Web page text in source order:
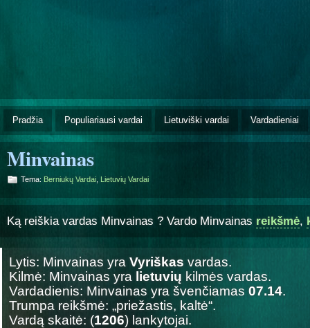
Pradžia Populiariausi vardai Lietuviški vardai Vardadieniai
Minvainas
Tema: Berniukų Vardai Lietuvių Vardai
Ką reiškia vardas Minvainas ? Vardo Minvainas reikšmė,
Lytis: Minvainas yra Vyriškas vardas.
Kilmė: Minvainas yra lietuvių kilmės vardas.
Vardadienis: Minvainas yra švenčiamas 07.14.
Trumpa reikšmė: „priežastis, kaltė“.
Vardą skaitė: (1206) lankytojai.